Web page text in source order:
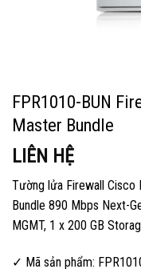
FPR1010-BUN
Master Bundle
LIÊN HỆ
Tường lửa Firewall Cisco
Bundle 890 Mbps Next-
MGMT, 1 x 200 GB
✓ Mã sản phẩm: